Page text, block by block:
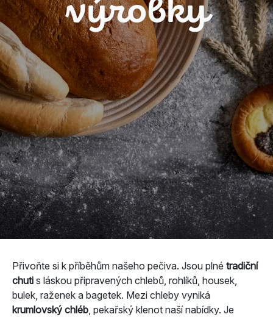
výrobky
Přivoňte si k příběhům našeho pečiva. Jsou plné tradiční
chuti s láskou připravených chlebů, rohlíků, housek,
bulek, raženek a bagetek. Mezi chleby vyniká
krumlovský chléb , pekařský klenot naší nabídky. Je